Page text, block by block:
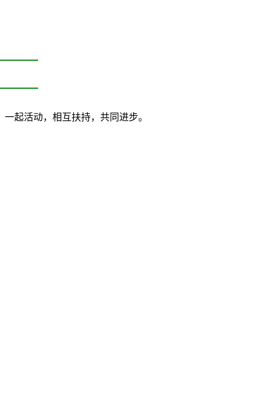
起活动，相互扶持，共同进步。